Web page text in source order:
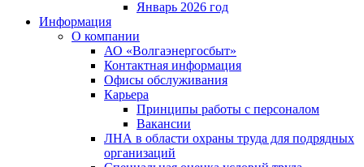
Январь 2026 год
Информация
О компании
АО «Волгаэнергосбыт»
Контактная информация
Офисы обслуживания
Карьера
Принципы работы с персоналом
Вакансии
ЛНА в области охраны труда для подрядных
организаций